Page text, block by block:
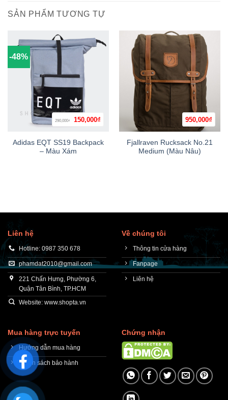
SẢN PHẨM TƯƠNG TỰ
-48%
290,000₫
Giá
gốc
290,000₫.
150,000₫
là:
150,000₫.
Adidas EQT SS19 Backpack
– Màu Xám
950,000₫
Fjallraven Rucksack No.21
Medium (Màu Nâu)
Liên hệ
Hotline: 0987 350 678
phamdat2010@gmail.com
221 Chấn Hưng, Phường 6,
Quận Tân Bình, TP.HCM
Website: www.shopta.vn
Về chúng tôi
Thông tin cửa hàng
Fanpage
Liên hệ
Mua hàng trực tuyến
Hướng dẫn mua hàng
Chính sách bảo hành
Chứng nhận